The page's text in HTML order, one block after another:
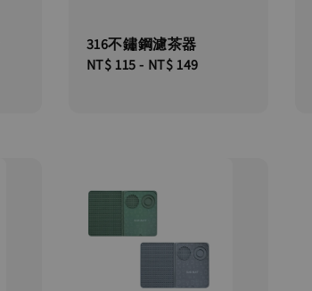
316不鏽鋼濾茶器
Regular
NT$ 115- NT$ 149